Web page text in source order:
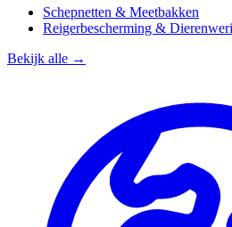
Schepnetten & Meetbakken
Reigerbescherming &
Bekijk alle →